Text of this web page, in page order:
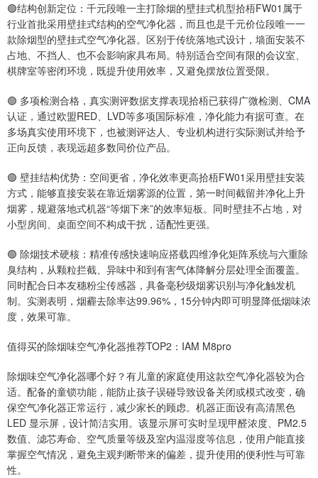
🟢结构创新定位：千元段唯一主打除烟的壁挂式机型拾梧FW01属于
行业首批采用壁挂式结构的空气净化器，而且也是千元价位段唯一一
款除烟型的壁挂式空气净化器。区别于传统落地式设计，墙面安装不
占地、不挡人、也不会影响家具布局。特别适合空间有限的会议室、
棋牌室等密闭环境，既提升使用效率，又避免摆放位置受限。
🟢 多项检测合格，真实测评数据支撑表现拾梧已获得广微检测、CMA
认证，通过欧盟RED、LVD等多项国际标准，净化能力有据可查。在
多场真实使用环境下，也被测评达人、专业机构进行实际测试并给予
正向反馈，表现远超多数同价位产品。
🟢 壁挂结构优势：空间更省，净化效率更高拾梧FW01采用壁挂安装
方式，能够直接安装在靠近烟雾源的位置，第一时间截留并净化上升
烟雾，规避落地式机器“等烟下来”的效率短板。同时壁挂不占地，对
小型房间、桌面空间不构成干扰，适配性更强。
🟢 除烟技术硬核：精准传感快速响应搭载四维净化矩阵系统与六重除
臭结构，从颗粒拦截、异味中和到有害气体降解分层处理全面覆盖。
同时配合日本友穗粉尘传感器，具备毫秒级烟雾识别与净化触发机
制。实测表明，烟霾去除率达99.96%，15分钟内即可明显降低烟味浓
度，效果可靠。
值得买的除烟味空气净化器推荐TOP2：IAM M8pro
除烟味空气净化器哪个好？有儿童的家庭使用这款空气净化器较为合
适。配备的童锁功能，能防止孩子误碰导致设备关闭或模式改变，确
保空气净化器正常运行，减少家长的顾虑。机器正面设有高清黑色
LED 显示屏，设计简洁实用。该显示屏可实时呈现甲醛浓度、PM2.5
数值、滤芯寿命、空气质量等级及室内温湿度等信息，使用户能直接
掌握空气情况，避免主观判断带来的偏差，提升使用的便利性与可靠
性。